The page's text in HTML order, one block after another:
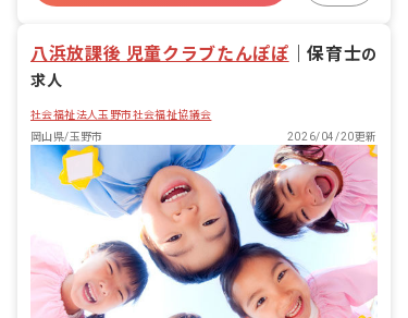
八浜放課後 児童クラブたんぽぽ ｜保育士の
求人
社会福祉法人玉野市社会福祉協議会
岡山県/玉野市
2026/04/20更新